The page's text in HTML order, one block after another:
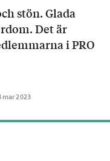
stön. Glada
Det är
i PRO
mar2023